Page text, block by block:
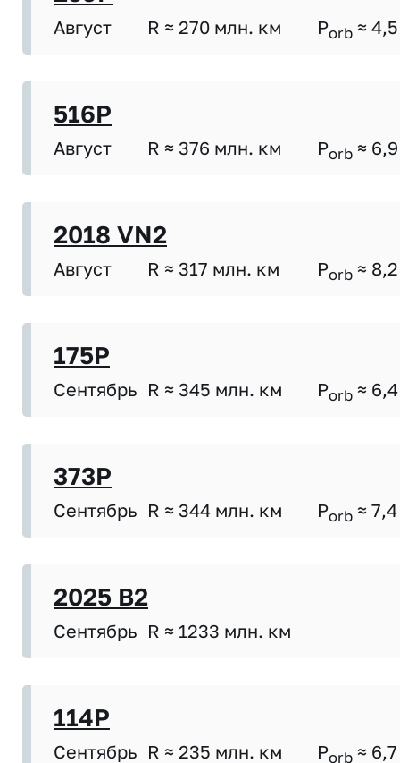
Август R ≈ 270 млн. км Porb ≈ 4,5
516P
Август R ≈ 376 млн. км Porb ≈ 6,9
2018 VN2
Август R ≈ 317 млн. км Porb ≈ 8,2
175P
Сентябрь R ≈ 345 млн. км Porb ≈ 6,4
373P
Сентябрь R ≈ 344 млн. км Porb ≈ 7,4
2025 B2
Сентябрь R ≈ 1233 млн. км
114P
Сентябрь R ≈ 235 млн. км Porb ≈ 6,7